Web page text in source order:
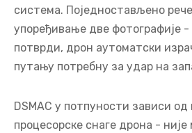
система. Поједностављено
упоређивање две фотографије
потврди, дрон аутоматски
путању потребну за удар на
DSMAC у потпуности зависи
процесорске снаге дрона - није